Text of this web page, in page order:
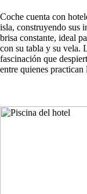
Coche cuenta con
isla, construyendo sus
brisa constante, ideal
con su tabla y su vela.
fascinación que
entre quienes practican